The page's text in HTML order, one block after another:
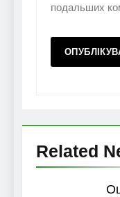
подальших
Related